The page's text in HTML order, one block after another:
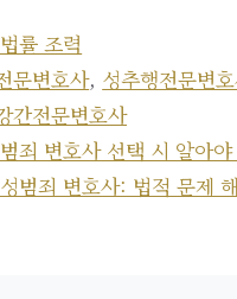
률 조력
문변호사, 성추행전문변
간전문변호사
죄 변호사 선택 시 알아
범죄 변호사: 법적 문제